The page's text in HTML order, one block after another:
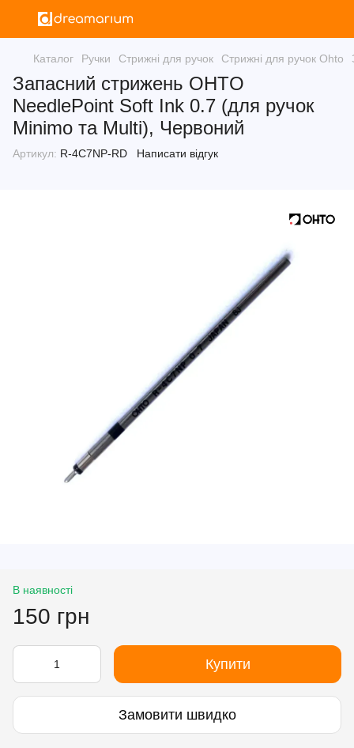
Каталог Ручки Стрижні для ручок Стрижні для ручок Ohto
Запасний стрижень OHTO
NeedlePoint Soft Ink 0.7 (для ручок
Minimo та Multi), Червоний
Артикул: R-4C7NP-RD Написати відгук
В наявності
150 грн
Купити
Замовити швидко